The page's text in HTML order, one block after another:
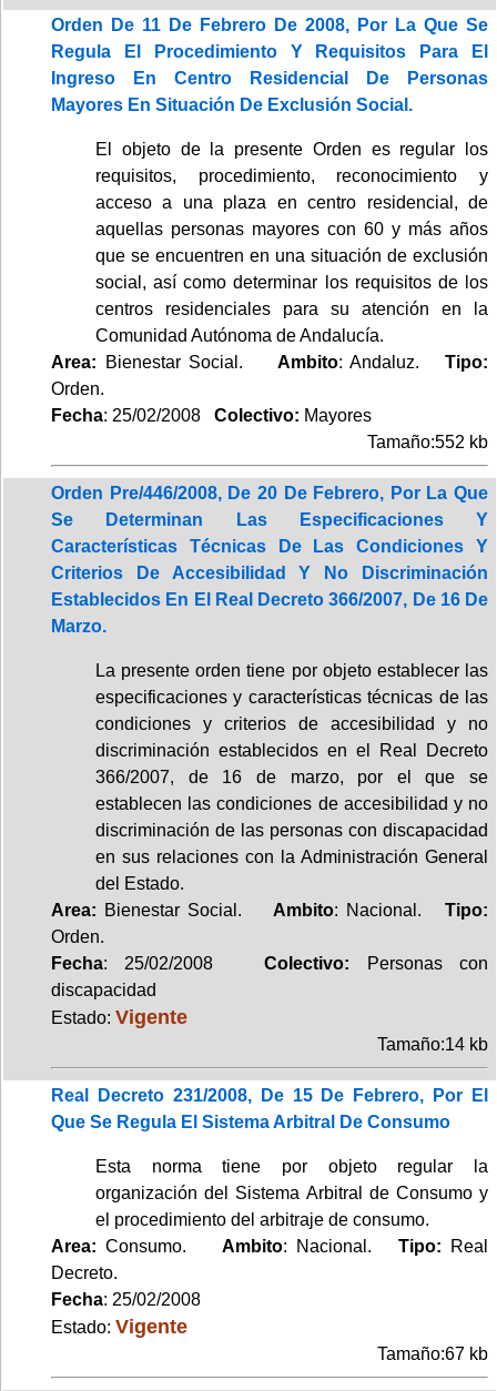
Orden De 11 De Febrero De 2008, Por La Que Se
Regula El Procedimiento Y Requisitos Para El
Ingreso En Centro Residencial De Personas
Mayores En Situación De Exclusión Social.
El objeto de la presente Orden es regular los
requisitos, procedimiento, reconocimiento y
acceso a una plaza en centro residencial, de
aquellas personas mayores con 60 y más años
que se encuentren en una situación de exclusión
social, así como determinar los requisitos de los
centros residenciales para su atención en la
Comunidad Autónoma de Andalucía.
Area: Bienestar Social. Ambito: Andaluz.Tipo:
Orden.
Fecha: 25/02/2008 Colectivo: Mayores
Tamaño:552 kb
Orden Pre/446/2008, De 20 De Febrero, Por La Que
Se Determinan Las Especificaciones Y
Características Técnicas De Las Condiciones Y
Criterios De Accesibilidad Y No Discriminación
Establecidos En El Real Decreto 366/2007, De 16 De
Marzo.
La presente orden tiene por objeto establecer las
especificaciones y características técnicas de las
condiciones y criterios de accesibilidad y no
discriminación establecidos en el Real Decreto
366/2007, de 16 de marzo, por el que se
establecen las condiciones de accesibilidad y no
discriminación de las personas con discapacidad
en sus relaciones con la Administración General
del Estado.
Area: Bienestar Social. Ambito: Nacional. Tipo:
Orden.
Fecha: 25/02/2008 Colectivo:
Personas con
discapacidad
Estado: Vigente
Tamaño:14 kb
Real Decreto 231/2008, De 15 De Febrero, Por El
Que Se Regula El Sistema Arbitral De Consumo
Esta norma tiene por objeto regular la
organización del Sistema Arbitral de Consumo y
el procedimiento del arbitraje de consumo.
Area: Consumo. Ambito: Nacional. Tipo:
Real
Decreto.
Fecha: 25/02/2008
Estado: Vigente
Tamaño:67 kb